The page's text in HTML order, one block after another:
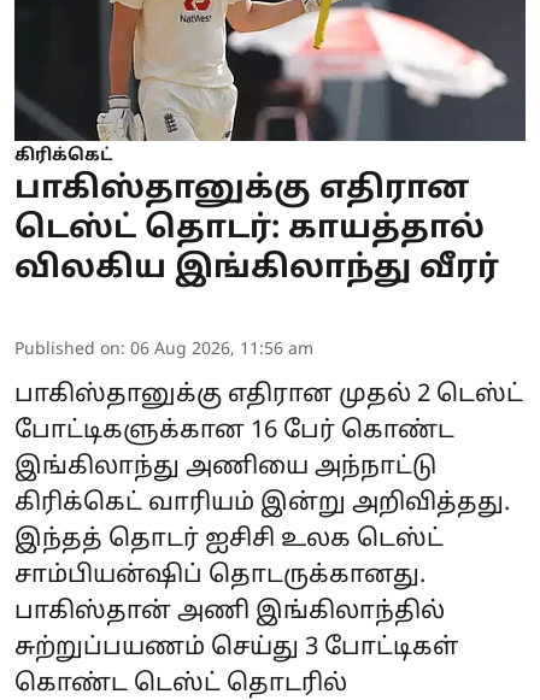
கிரிக்கெட்
பாகிஸ்தானுக்கு எதிரான
டெஸ்ட் தொடர்: காயத்தால்
விலகிய இங்கிலாந்து வீரர்
Published on: 06 Aug 2026, 11:56 am
பாகிஸ்தானுக்கு எதிரான முதல் 2 டெஸ்ட்
போட்டிகளுக்கான 16 பேர் கொண்ட
இங்கிலாந்து அணியை அந்நாட்டு
கிரிக்கெட் வாரியம் இன்று அறிவித்தது.
இந்தத் தொடர் ஐசிசி உலக டெஸ்ட்
சாம்பியன்ஷிப் தொடருக்கானது.
பாகிஸ்தான் அணி இங்கிலாந்தில்
சுற்றுப்பயணம் செய்து 3 போட்டிகள்
கொண்ட டெஸ்ட் தொடரில்